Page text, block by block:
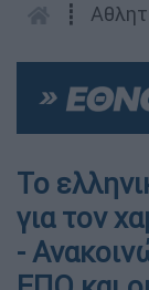
┋
Το
για τον
-